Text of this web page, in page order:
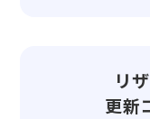
リ
更新